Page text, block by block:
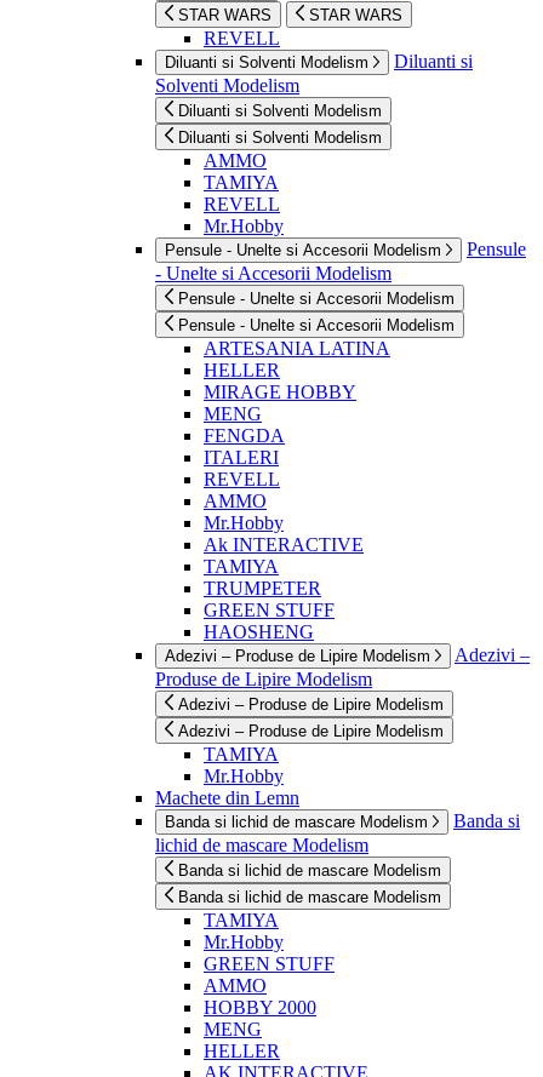
STAR WARS STAR WARS
REVELL
Diluanti si Solventi Modelism
Diluanti si
Solventi Modelism
Diluanti si Solventi Modelism
Diluanti si Solventi Modelism
AMMO
TAMIYA
REVELL
Mr.Hobby
Pensule - Unelte si Accesorii Modelism
Pensule
- Unelte si Accesorii Modelism
Pensule - Unelte si Accesorii Modelism
Pensule - Unelte si Accesorii Modelism
ARTESANIA LATINA
HELLER
MIRAGE HOBBY
MENG
FENGDA
ITALERI
REVELL
AMMO
Mr.Hobby
Ak INTERACTIVE
TAMIYA
TRUMPETER
GREEN STUFF
HAOSHENG
Adezivi – Produse de Lipire Modelism
Adezivi –
Produse de Lipire Modelism
Adezivi – Produse de Lipire Modelism
Adezivi – Produse de Lipire Modelism
TAMIYA
Mr.Hobby
Machete din Lemn
Banda si lichid de mascare Modelism
Banda si
lichid de mascare Modelism
Banda si lichid de mascare Modelism
Banda si lichid de mascare Modelism
TAMIYA
Mr.Hobby
GREEN STUFF
AMMO
HOBBY 2000
MENG
HELLER